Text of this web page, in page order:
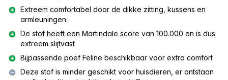
Extreem comfortabel door de dikke zitting, kussens en
armleuningen.
De stof heeft een Martindale score van 100.000 en is dus
extreem slijtvast
Bijpassende poef Feline beschikbaar voor extra comfort
Deze stof is minder geschikt voor huisdieren, er ontstaan